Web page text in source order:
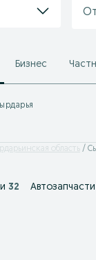
Бизнес
область
32